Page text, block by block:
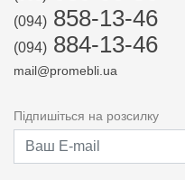
(094) 858-13-46
(094) 884-13-46
mail@promebli.ua
Підпишіться на розсилку